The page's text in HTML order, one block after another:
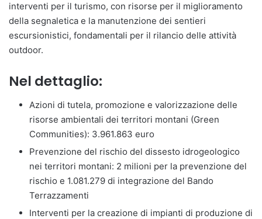
interventi per il turismo, con risorse per il miglioramento
della segnaletica e la manutenzione dei sentieri
escursionistici, fondamentali per il rilancio delle attività
outdoor.
Nel dettaglio:
Azioni di tutela, promozione e valorizzazione delle
risorse ambientali dei territori montani (Green
Communities): 3.961.863 euro
Prevenzione del rischio del dissesto idrogeologico
nei territori montani: 2 milioni per la prevenzione del
rischio e 1.081.279 di integrazione del Bando
Terrazzamenti
Interventi per la creazione di impianti di produzione di